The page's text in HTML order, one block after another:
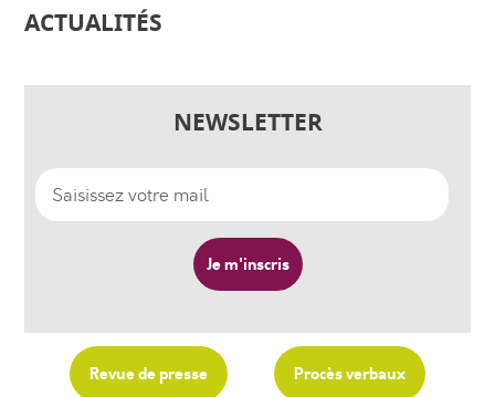
ACTUALITÉS
NEWSLETTER
Revue de presse Procès verbaux